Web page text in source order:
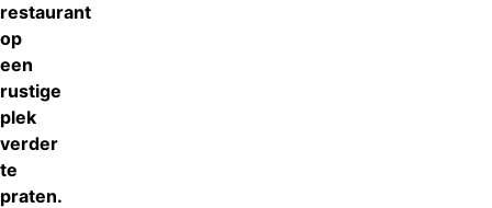
restaurant
op
een
rustige
plek
verder
te
praten.